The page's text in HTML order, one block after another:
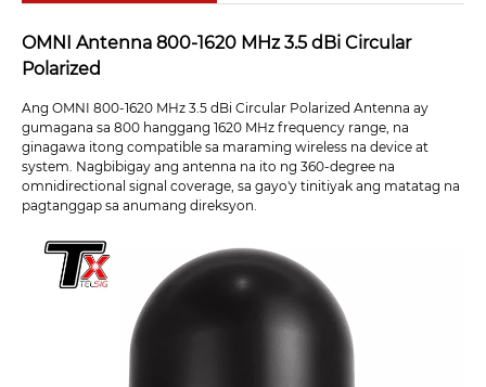
OMNI Antenna 800-1620 MHz 3.5 dBi Circular
Polarized
Ang OMNI 800-1620 MHz 3.5 dBi Circular Polarized Antenna ay
gumagana sa 800 hanggang 1620 MHz frequency range, na
ginagawa itong compatible sa maraming wireless na device at
system. Nagbibigay ang antenna na ito ng 360-degree na
omnidirectional signal coverage, sa gayo'y tinitiyak ang matatag na
pagtanggap sa anumang direksyon.